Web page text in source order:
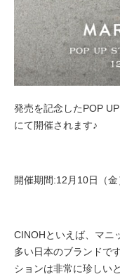
発売を記念したPOP
にて開催されます♪
開催期間:12月10日（金
CINOHといえば、マニ
多い日本のブランドで
ションは非常に珍しい